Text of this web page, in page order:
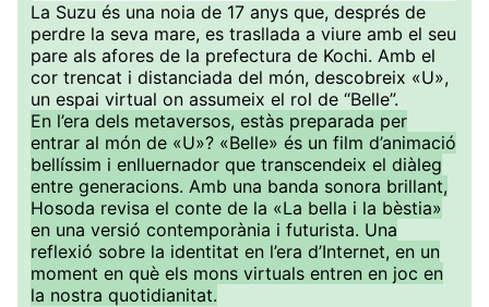
La Suzu és una noia de 17 anys que, després de
perdre la seva mare, es trasllada a viure amb el seu
pare als afores de la prefectura de Kochi. Amb el
cor trencat i distanciada del món, descobreix «U»,
un espai virtual on assumeix el rol de “Belle”.
En l’era dels metaversos, estàs preparada per
entrar al món de «U»? «Belle» és un film d’animació
bellíssim i enlluernador que transcendeix el diàleg
entre generacions. Amb una banda sonora brillant,
Hosoda revisa el conte de la «La bella i la bèstia»
en una versió contemporània i futurista. Una
reflexió sobre la identitat en l’era d’Internet, en un
moment en què els mons virtuals entren en joc en
la nostra quotidianitat.